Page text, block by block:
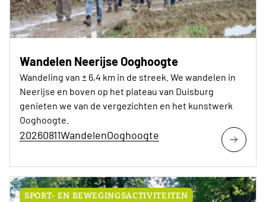
Wandelen Neerijse Ooghoogte
Wandeling van ± 6,4 km in de streek. We wandelen in
Neerijse en boven op het plateau van Duisburg
genieten we van de vergezichten en het kunstwerk
Ooghoogte.
20260811WandelenOoghoogte
SPORT- EN BEWEGINGSACTIVITEITEN